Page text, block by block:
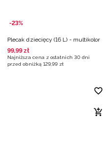
-23%
Plecak dziecięcy (16 L) - multikolor
99,99 zł
Najniższa cena z ostatnich 30 dni
przed obniżką 129,99 zł